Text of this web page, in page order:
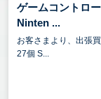
ド・ゲーミン
品が存在しま
特に、ゲーミ
VRヘッドセ
ゲームコントロ
Ninten ...
お客さまより、出張
27個 S...